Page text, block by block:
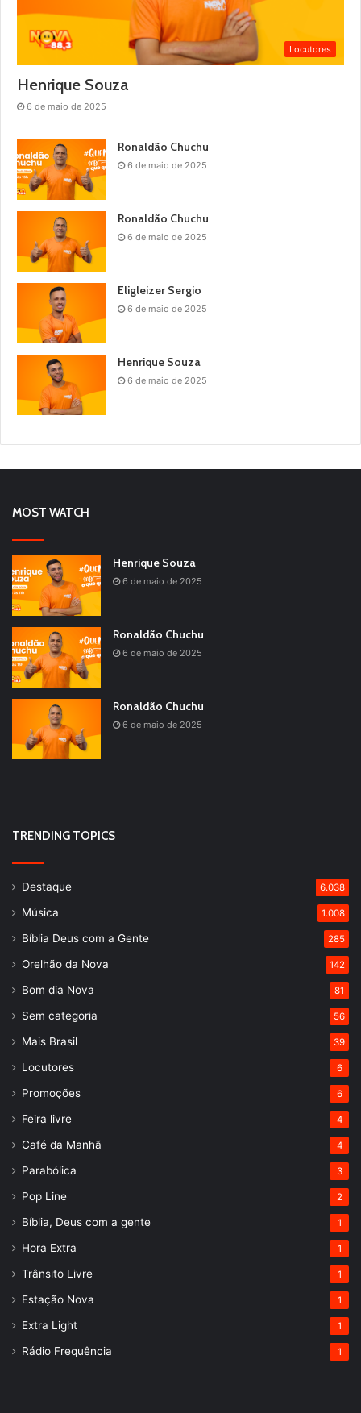
Locutores
Henrique Souza
6 de maio de 2025
Ronaldão Chuchu
6 de maio de 2025
Ronaldão Chuchu
6 de maio de 2025
Eligleizer Sergio
6 de maio de 2025
Henrique Souza
6 de maio de 2025
MOST WATCH
Henrique Souza
6 de maio de 2025
Ronaldão Chuchu
6 de maio de 2025
Ronaldão Chuchu
6 de maio de 2025
TRENDING TOPICS
Destaque 6.038
Música 1.008
Bíblia Deus com a Gente 285
Orelhão da Nova 142
Bom dia Nova 81
Sem categoria 56
Mais Brasil 39
Locutores 6
Promoções 6
Feira livre 4
Café da Manhã 4
Parabólica 3
Pop Line 2
Bíblia, Deus com a gente 1
Hora Extra 1
Trânsito Livre 1
Estação Nova 1
Extra Light 1
Rádio Frequência 1